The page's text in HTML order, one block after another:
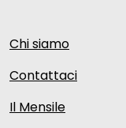
Chi siamo
Contattaci
Il Mensile